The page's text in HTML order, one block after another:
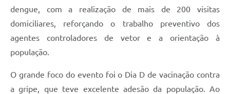
PROCON SR
Qualifica São Roque
Sala do Empreendedor - Licenciamento Municipal para MEI
SEBRAE Aqui
dengue, com a realização de mais de 200 visitas
domiciliares, reforçando o trabalho preventivo dos
agentes controladores de vetor e a orientação à
população.
O grande foco do evento foi o Dia D de vacinação contra
a gripe, que teve excelente adesão da população. Ao